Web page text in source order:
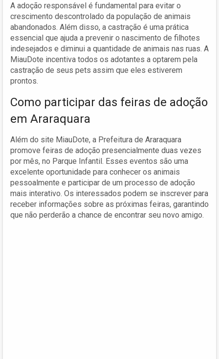
A adoção responsável é fundamental para evitar o
crescimento descontrolado da população de animais
abandonados. Além disso, a castração é uma prática
essencial que ajuda a prevenir o nascimento de filhotes
indesejados e diminui a quantidade de animais nas ruas. A
MiauDote incentiva todos os adotantes a optarem pela
castração de seus pets assim que eles estiverem
prontos.
Como participar das feiras de adoção
em Araraquara
Além do site MiauDote, a Prefeitura de Araraquara
promove feiras de adoção presencialmente duas vezes
por mês, no Parque Infantil. Esses eventos são uma
excelente oportunidade para conhecer os animais
pessoalmente e participar de um processo de adoção
mais interativo. Os interessados podem se inscrever para
receber informações sobre as próximas feiras, garantindo
que não perderão a chance de encontrar seu novo amigo.